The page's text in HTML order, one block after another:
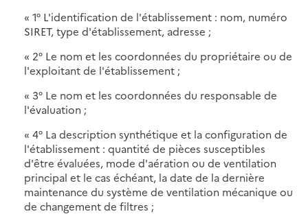
« 1° L'identification de l'établissement : nom, numéro
SIRET, type d'établissement, adresse ;
« 2° Le nom et les coordonnées du propriétaire ou de
l'exploitant de l'établissement ;
« 3° Le nom et les coordonnées du responsable de
l'évaluation ;
« 4° La description synthétique et la configuration de
l'établissement : quantité de pièces susceptibles
d'être évaluées, mode d'aération ou de ventilation
principal et le cas échéant, la date de la dernière
maintenance du système de ventilation mécanique ou
de changement de filtres ;